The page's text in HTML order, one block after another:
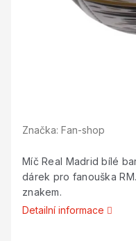
Značka: Fan-shop
Míč Real Madrid bílé
dárek pro fanouška
znakem.
Detailní informace